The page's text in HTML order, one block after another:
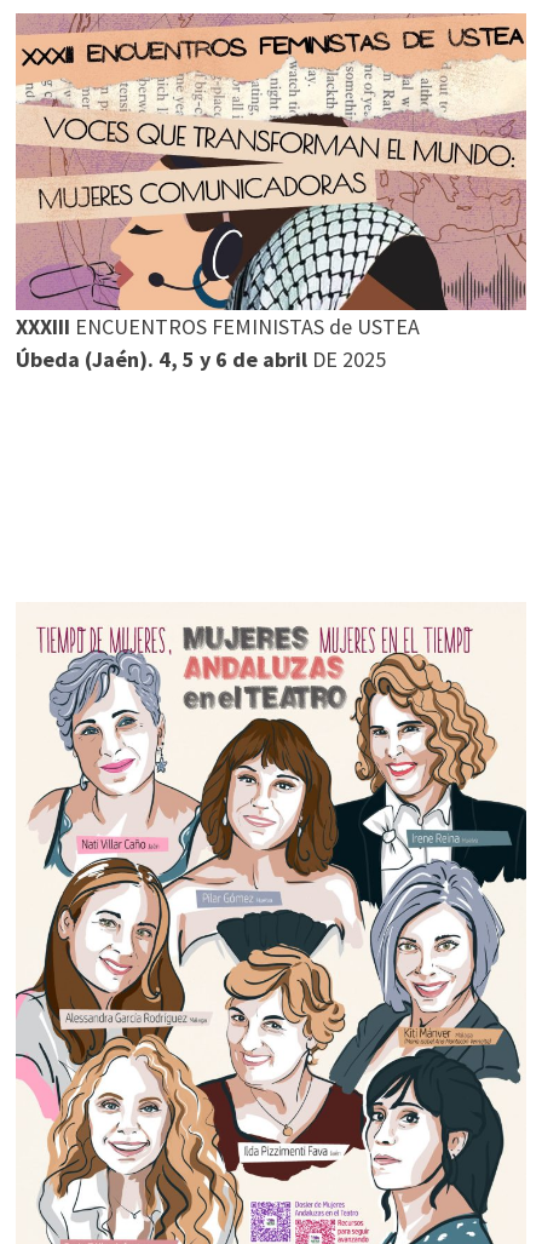
XXXIII ENCUENTROS FEMINISTAS de USTEA
Úbeda (Jaén). 4, 5 y 6 de abrilDE 2025